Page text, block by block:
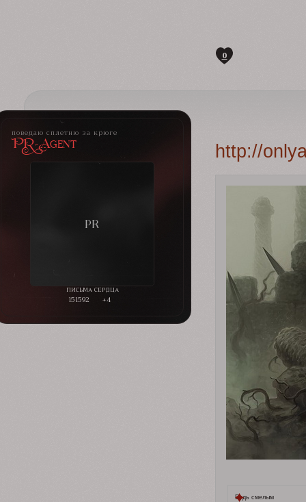
0
поведаю сплетню за крюге
PR-Agent
151592 +4
http://
Будь смелым